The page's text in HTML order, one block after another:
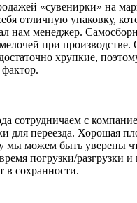
«сувенирки» на
отличную упаковку,
нам менеджер.
при производстве.
хрупкие,
сотрудничаем с
для переезда. Хорошая
мы можем быть уверены
погрузки/разгрузки
в сохранности.